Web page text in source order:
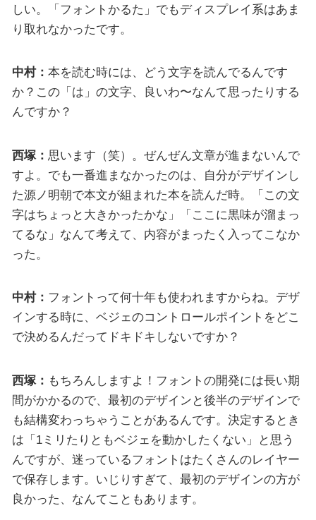
しい。「フォントかるた」でもディスプレイ系はあま
り取れなかったです。
中村： 本を読む時には、どう文字を読んでるんです
か？この「は」の文字、良いわ〜なんて思ったりする
んですか？
西塚： 思います（笑）。ぜんぜん文章が進まないんで
すよ。でも一番進まなかったのは、自分がデザインし
た源ノ明朝で本文が組まれた本を読んだ時。「この文
字はちょっと大きかったかな」「ここに黒味が溜まっ
てるな」なんて考えて、内容がまったく入ってこなか
った。
中村： フォントって何十年も使われますからね。デザ
インする時に、ベジェのコントロールポイントをどこ
で決めるんだってドキドキしないですか？
西塚： もちろんしますよ！フォントの開発には長い期
間がかかるので、最初のデザインと後半のデザインで
も結構変わっちゃうことがあるんです。決定するとき
は「1ミリたりともベジェを動かしたくない」と思う
んですが、迷っているフォントはたくさんのレイヤー
で保存します。いじりすぎて、最初のデザインの方が
良かった、なんてこともあります。